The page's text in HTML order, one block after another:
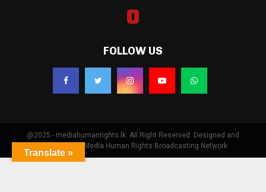
FOLLOW US
@2025 - mediahumanrights.lk. All Right Reserved. Designed and
Developed by Media Human Rights Broadcasting Network
Translate »